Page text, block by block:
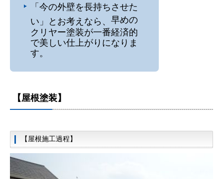
「今の外壁を長持ちさせた
い」とお考えなら、 早めの
クリヤー塗装が一番経済的
で美しい仕上がりになりま
す。
【屋根塗装】
【屋根施工過程】